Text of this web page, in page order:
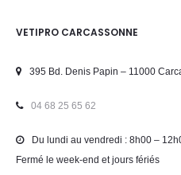
VETIPRO CARCASSONNE
395 Bd. Denis Papin – 11000
04 68 25 65 62
Du lundi au vendredi : 8h00 –
Fermé le week-end et jours fériés